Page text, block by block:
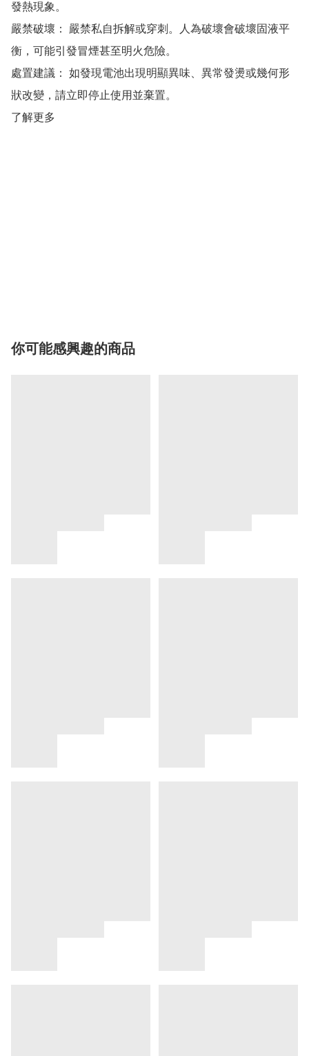
發熱現象。
嚴禁破壞： 嚴禁私自拆解或穿刺。人為破壞會破壞固液平
衡，可能引發冒煙甚至明火危險。
處置建議： 如發現電池出現明顯異味、異常發燙或幾何形
狀改變，請立即停止使用並棄置。
了解更多
你可能感興趣的商品